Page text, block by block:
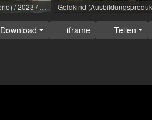
Die Kanzlei (TV-Serie) / 2023 / Rolle: Charlene 'Charlie' Runge / R: Steffi Doehlemann, Torsten Wacker, Stephanie Stoecker, Dirk Pientka / ARD [de]
Download iframe Teilen